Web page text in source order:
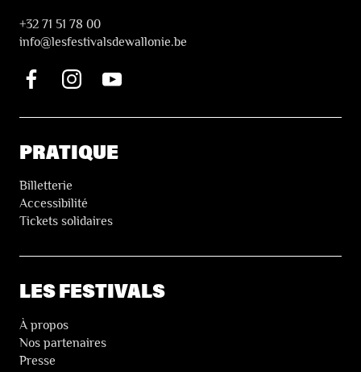
+32 71 51 78 00
info@lesfestivalsdewallonie.be
PRATIQUE
Billetterie
Accessibilité
Tickets solidaires
LES FESTIVALS
À propos
Nos partenaires
Presse